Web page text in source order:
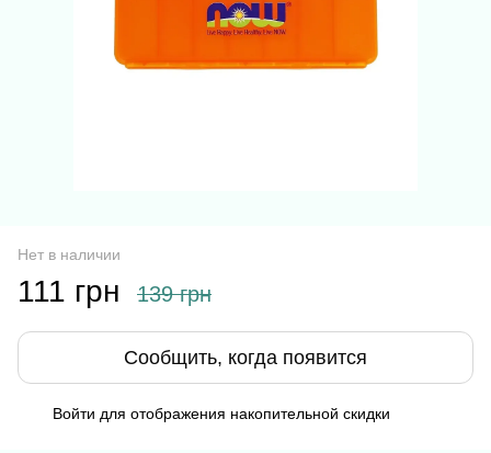
Нет в наличии
111 грн 139 грн
Сообщить, когда появится
Войти для отображения накопительной скидки